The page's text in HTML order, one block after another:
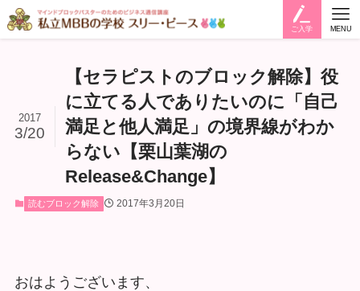
ご入学 MENU
【セラピストのブロック解除】役
に立てる人でありたいのに「自己
満足と他人満足」の境界線がわか
らない【栗山葉湖の
Release&Change】
2017
3/20
読むブロック解除 2017年3月20日
おはようございます、